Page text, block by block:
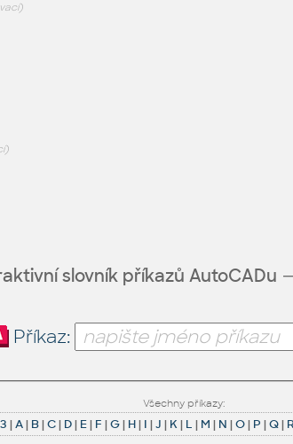
slovník příkazů AutoCADu
Příkaz:
Všechny příkazy:
3 |A| B|C| D| E| F |G| H| I |J | K| L | M | N |O| P |Q| R